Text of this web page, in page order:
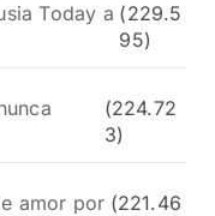
Today a (229.5
95)
(224.72
3)
amor por (221.46